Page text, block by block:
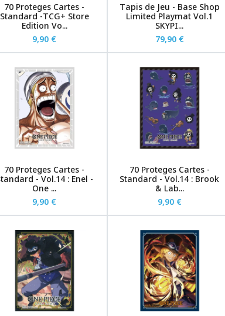
70 Proteges Cartes -
Standard -TCG+ Store
Edition Vo...
9,90 €
Tapis de Jeu - Base Shop
Limited Playmat Vol.1
SKYPI...
79,90 €
70 Proteges Cartes -
- Vol.14 : Enel -
One ...
9,90 €
70 Proteges Cartes -
Standard - Vol.14 : Brook
& Lab...
9,90 €